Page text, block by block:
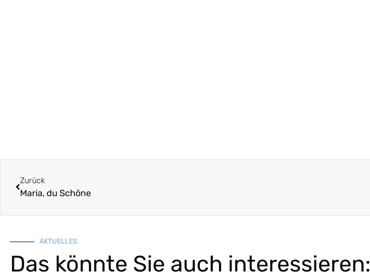
Zurück
Maria, du Schöne
AKTUELLES
Das könnte Sie auch interessieren: